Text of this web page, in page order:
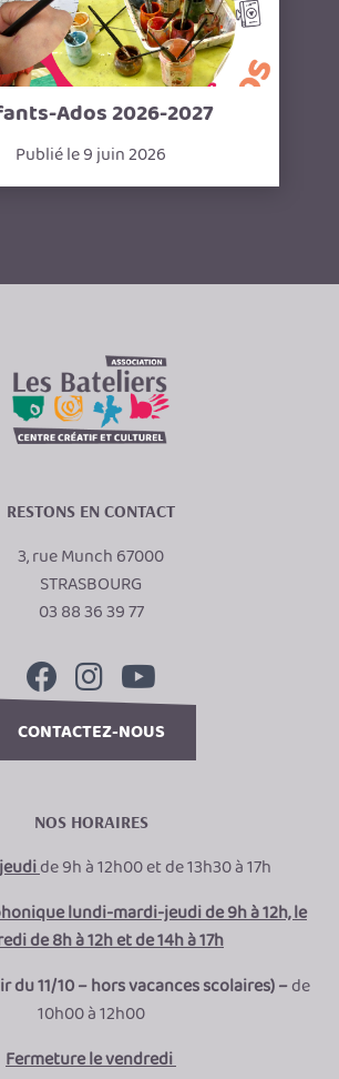
Ados 2026-2027
Publié le 9 juin 2026
RESTONS EN CONTACT
3, rue Munch 67000
STRASBOURG
03 88 36 39 77
CONTACTEZ-NOUS
NOS HORAIRES
de 9h à 12h00 et de 13h30 à 17h
lundi-mardi-jeudi de 9h à 12h, le
de 8h à 12h et de 14h à 17h
du 11/10 – hors vacances scolaires) –de
10h00 à 12h00
Fermeture le vendredi